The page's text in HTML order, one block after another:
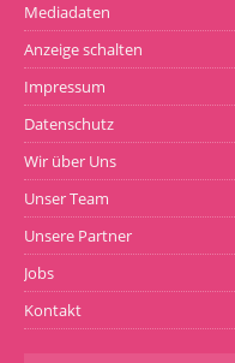
Mediadaten
Anzeige schalten
Impressum
Datenschutz
Wir über Uns
Unser Team
Unsere Partner
Jobs
Kontakt